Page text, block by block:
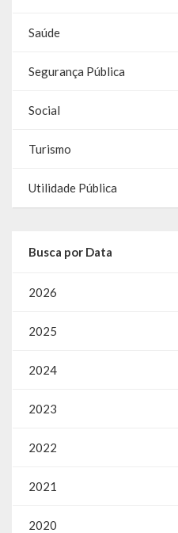
Gestão Educação – Educar Web
Webmail
Saúde
Segurança Pública
Social
Turismo
Utilidade Pública
Busca por Data
2026
2025
2024
2023
2022
2021
2020